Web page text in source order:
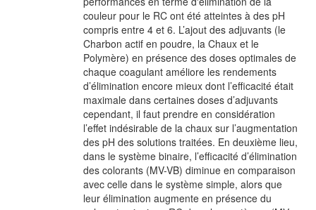
couleur pour le RC ont été atteintes à des pH
compris entre 4 et 6. L’ajout des adjuvants (le
Charbon actif en poudre, la Chaux et le
Polymère) en présence des doses optimales de
chaque coagulant améliore les rendements
d’élimination encore mieux dont l’efficacité était
maximale dans certaines doses d’adjuvants
cependant, il faut prendre en considération
l’effet indésirable de la chaux sur l’augmentation
des pH des solutions traitées. En deuxième lieu,
dans le système binaire, l’efficacité d’élimination
des colorants (MV-VB) diminue en comparaison
avec celle dans le système simple, alors que
leur élimination augmente en présence du